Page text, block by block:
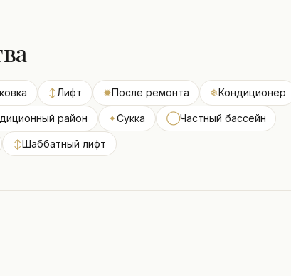
↕Лифт ✹После ремонта ❄Кондиционер
район ✦Сукка ◯Частный бассейн
↕Шаббатный лифт